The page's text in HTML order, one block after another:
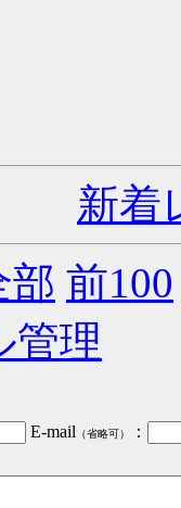
新着
部 前100
管理
E-mail （省略可）
：